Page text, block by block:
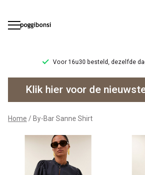
Voor 16u30 besteld, dezelfde
By-
Bar
Sanne
Shirt
Klik hier voor de
Home By-Bar Sanne Shirt